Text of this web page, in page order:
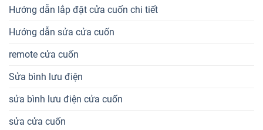
Hướng dẫn lắp đặt cửa cuốn chi tiết
Hướng dẫn sửa cửa cuốn
remote cửa cuốn
Sửa bình lưu điện
sửa bình lưu điện cửa cuốn
sửa cửa cuốn